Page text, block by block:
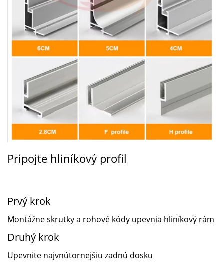
Pripojte hliníkový profil
Prvý krok
Montážne skrutky a rohové kódy upevnia hliníkový rám
Druhý krok
Upevnite najvnútornejšiu zadnú dosku